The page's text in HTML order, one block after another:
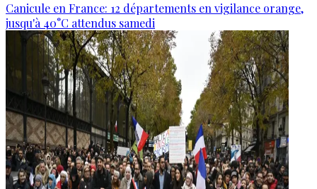
Canicule en France: 12 départements en vigilance orange,
jusqu'à 40°C attendus samedi